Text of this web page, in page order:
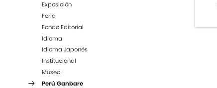
Exposición
Feria
Fondo Editorial
Idioma
Idioma Japonés
Institucional
Museo
Perú Ganbare